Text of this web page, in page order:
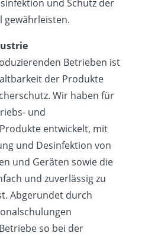
und Schutz der
gewährleisten.
Betrieben ist
der Produkte
Wir haben für
und
entwickelt, mit
und Desinfektion von
und Geräten sowie die
und zuverlässig zu
Abgerundet durch
so bei der